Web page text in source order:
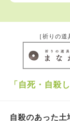
［祈りの
「自死・自殺
自殺のあった土